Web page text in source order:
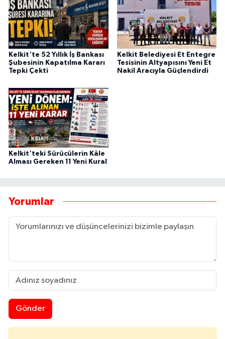
Kelkit'te 52 Yıllık İş Bankası
Şubesinin Kapatılma Kararı
Tepki Çekti
Kelkit Belediyesi Et Entegre
Tesisinin Altyapısını Yeni Et
Nakil Aracıyla Güçlendirdi
Kelkit'teki Sürücülerin Kâle
Alması Gereken 11 Yeni Kural
Yorumlar
Gönder